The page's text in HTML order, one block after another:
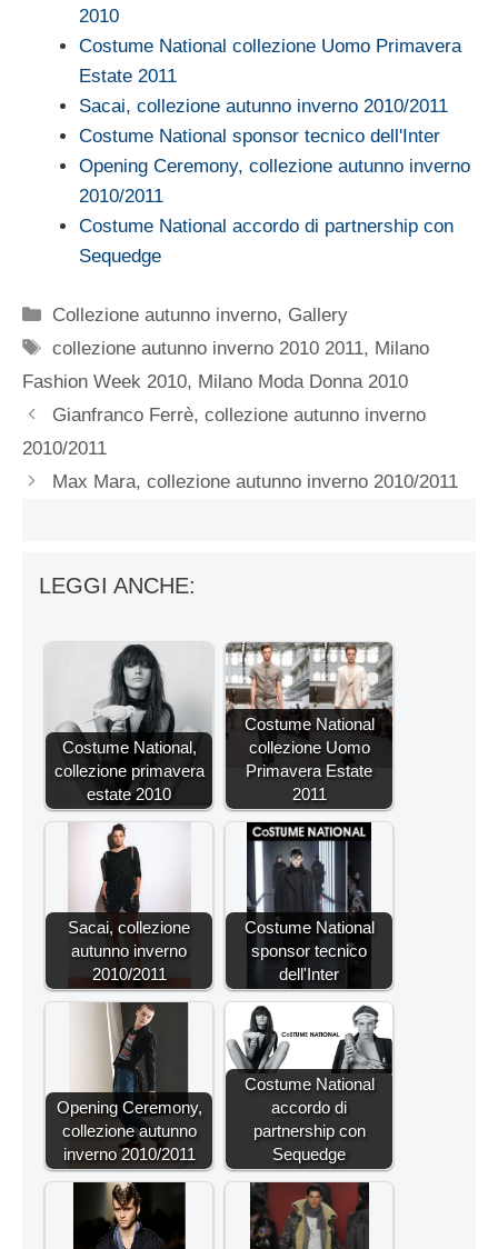
2010
Costume National collezione Uomo Primavera
Estate 2011
Sacai, collezione autunno inverno 2010/2011
Costume National sponsor tecnico dell'Inter
Opening Ceremony, collezione autunno inverno
2010/2011
Costume National accordo di partnership con
Sequedge
Categorie
Collezione autunno inverno, Gallery
Tag
collezione autunno inverno 2010 2011, Milano
Fashion Week 2010, Milano Moda Donna 2010
Gianfranco Ferrè, collezione autunno inverno
2010/2011
Max Mara, collezione autunno inverno 2010/2011
LEGGI ANCHE:
Costume National,
collezione primavera
estate 2010
Costume National
collezione Uomo
Primavera Estate
2011
Sacai, collezione
autunno inverno
2010/2011
Costume National
sponsor tecnico
dell'Inter
Opening Ceremony,
collezione autunno
inverno 2010/2011
Costume National
accordo di
partnership con
Sequedge